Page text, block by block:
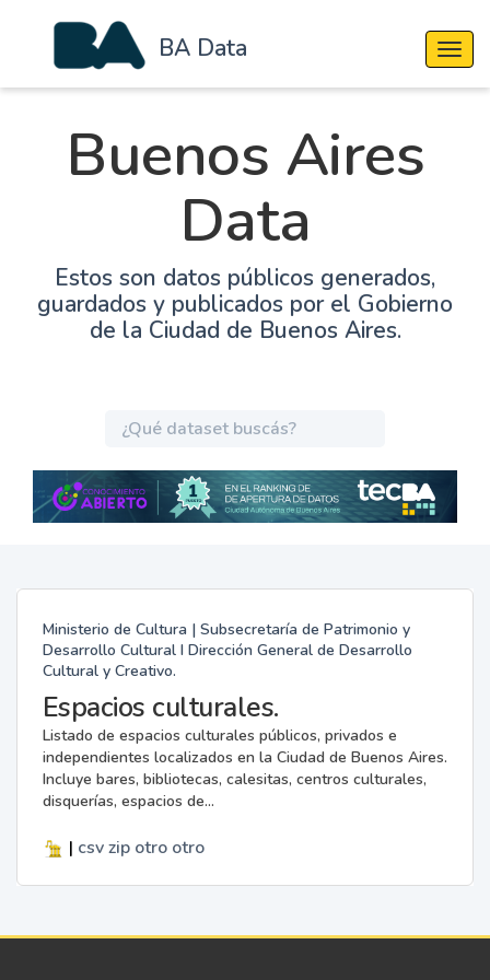
BA Data
Buenos Aires
Data
Estos son datos públicos generados,
guardados y publicados por el Gobierno
de la Ciudad de Buenos Aires.
Ministerio de Cultura | Subsecretaría de Patrimonio y
Desarrollo Cultural I Dirección General de Desarrollo
Cultural y Creativo.
Espacios culturales.
Listado de espacios culturales públicos, privados e
independientes localizados en la Ciudad de Buenos Aires.
Incluye bares, bibliotecas, calesitas, centros culturales,
disquerías, espacios de...
| csv zip otro otro